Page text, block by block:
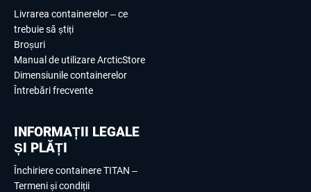
Livrarea containerelor – ce
trebuie să știți
Broșuri
Manual de utilizare ArcticStore
Dimensiunile containerelor
Întrebări frecvente
INFORMAȚII LEGALE
ȘI PLĂȚI
Închiriere containere TITAN –
Termeni și condiții